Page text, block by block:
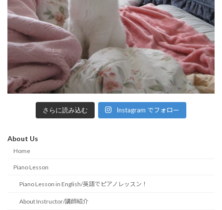
さらに読み込む Instagram でフォロー
About Us
Home
Piano Lesson
Piano Lesson in English/英語でピアノレッスン！
About Instructor/講師紹介